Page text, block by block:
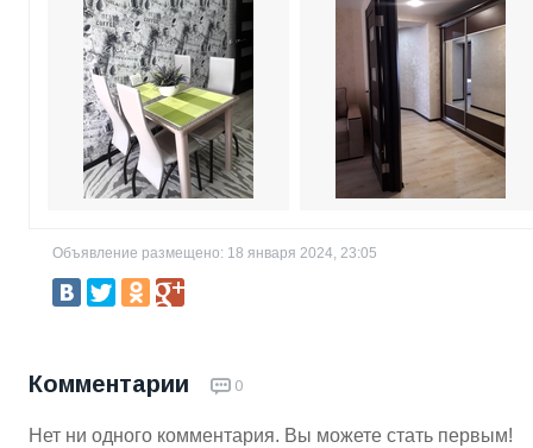
Объявление размещено: 18 января 2024, 23:05
Комментарии 0
Нет ни одного комментария. Вы можете стать первым!